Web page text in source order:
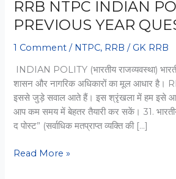
RRB NTPC INDIAN
PREVIOUS YEAR
1 Comment / NTPC, RRB / GK RRB
INDIAN POLITY (भारतीय राजव्यवस्था)
शासन और नागरिक अधिकारों का मूल आधार है।
इससे जुड़े सवाल आते हैं। इस श्रृंखला में हम इसे
आप कम समय में बेहतर तैयारी कर सकें। 31.
द पोस्ट” (सर्वाधिक मतप्राप्त व्यक्ति की […]
RRB
Read More »